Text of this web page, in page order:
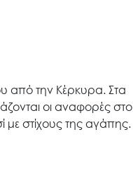
από την Κέρκυρα. Στα
οι αναφορές στο
με στίχους της αγάπης.